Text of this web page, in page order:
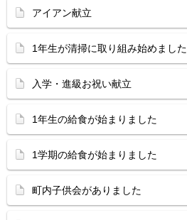
アイアン献立
1年生が清掃に取り組み始めました
入学・進級お祝い献立
1年生の給食が始まりました
1学期の給食が始まりました
町内子供会がありました